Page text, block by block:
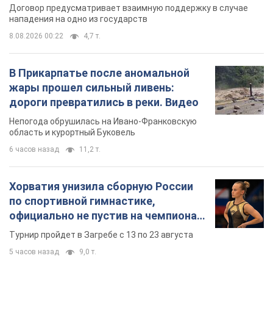
Договор предусматривает взаимную поддержку в случае
нападения на одно из государств
8.08.2026 00:22 4,7 т.
В Прикарпатье после аномальной
жары прошел сильный ливень:
дороги превратились в реки. Видео
Непогода обрушилась на Ивано-Франковскую
область и курортный Буковель
6 часов назад 11,2 т.
Хорватия унизила сборную России
по спортивной гимнастике,
официально не пустив на чемпионат
Европы основных спортсменов
Турнир пройдет в Загребе с 13 по 23 августа
5 часов назад 9,0 т.